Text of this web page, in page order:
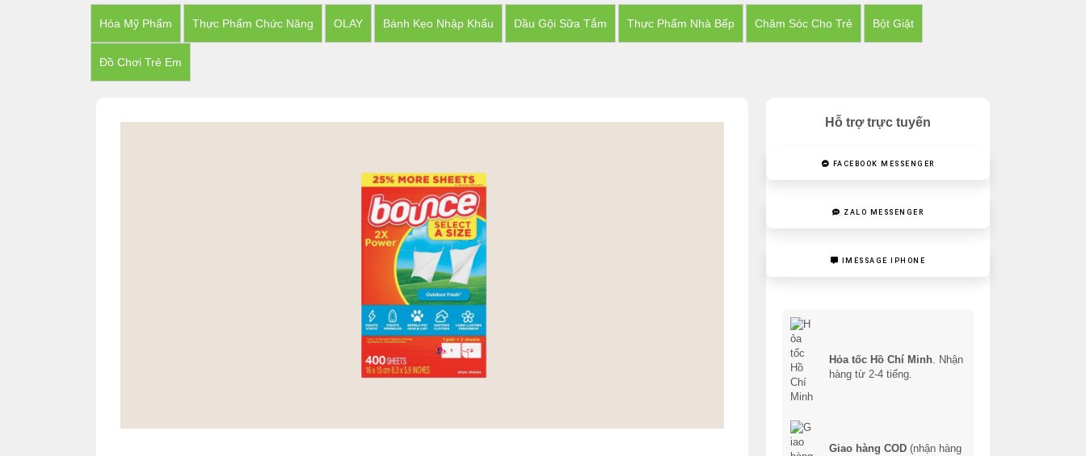
Hóa Mỹ Phẩm Thực Phẩm Chức Năng OLAY Bánh Kẹo Nhập Khẩu Dầu Gội Sữa Tắm Thực Phẩm Nhà Bếp Chăm Sóc Cho Trẻ Bột Giặt
Đồ Chơi Trẻ Em
Hỗ trợ trực tuyến
FACEBOOK MESSENGER
ZALO MESSENGER
IMESSAGE IPHONE
Hỏa tốc Hồ Chí Minh. Nhận
hàng từ 2-4 tiếng.
Giao hàng COD (nhận hàng